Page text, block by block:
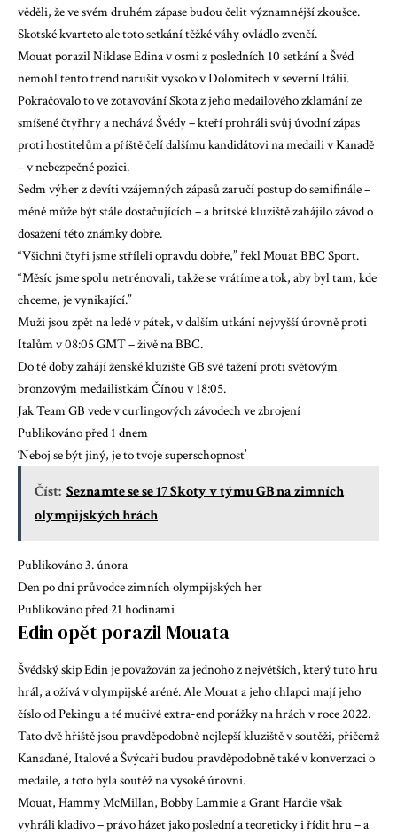
věděli, že ve svém druhém zápase budou čelit významnější zkoušce.
Skotské kvarteto ale toto setkání těžké váhy ovládlo zvenčí.
Mouat porazil Niklase Edina v osmi z posledních 10 setkání a Švéd
nemohl tento trend narušit vysoko v Dolomitech v severní Itálii.
Pokračovalo to ve zotavování Skota z jeho medailového zklamání ze
smíšené čtyřhry a nechává Švédy – kteří prohráli svůj úvodní zápas
proti hostitelům a příště čelí dalšímu kandidátovi na medaili v Kanadě
– v nebezpečné pozici.
Sedm výher z devíti vzájemných zápasů zaručí postup do semifinále –
méně může být stále dostačujících – a britské kluziště zahájilo závod o
dosažení této známky dobře.
“Všichni čtyři jsme stříleli opravdu dobře,” řekl Mouat BBC Sport.
“Měsíc jsme spolu netrénovali, takže se vrátíme a tok, aby byl tam, kde
chceme, je vynikající.”
Muži jsou zpět na ledě v pátek, v dalším utkání nejvyšší úrovně proti
Italům v 08:05 GMT – živě na BBC.
Do té doby zahájí ženské kluziště GB své tažení proti světovým
bronzovým medailistkám Čínou v 18:05.
Jak Team GB vede v curlingových závodech ve zbrojení
Publikováno před 1 dnem
‘Neboj se být jiný, je to tvoje superschopnost’
Číst: Seznamte se se 17 Skoty v týmu GB na zimních
olympijských hrách
Publikováno 3. února
Den po dni průvodce zimních olympijských her
Publikováno před 21 hodinami
Edin opět porazil Mouata
Švédský skip Edin je považován za jednoho z největších, který tuto hru
hrál, a ožívá v olympijské aréně. Ale Mouat a jeho chlapci mají jeho
číslo od Pekingu a té mučivé extra-end porážky na hrách v roce 2022.
Tato dvě hřiště jsou pravděpodobně nejlepší kluziště v soutěži, přičemž
Kanaďané, Italové a Švýcaři budou pravděpodobně také v konverzaci o
medaile, a toto byla soutěž na vysoké úrovni.
Mouat, Hammy McMillan, Bobby Lammie a Grant Hardie však
vyhráli kladivo – právo házet jako poslední a teoreticky i řídit hru – a